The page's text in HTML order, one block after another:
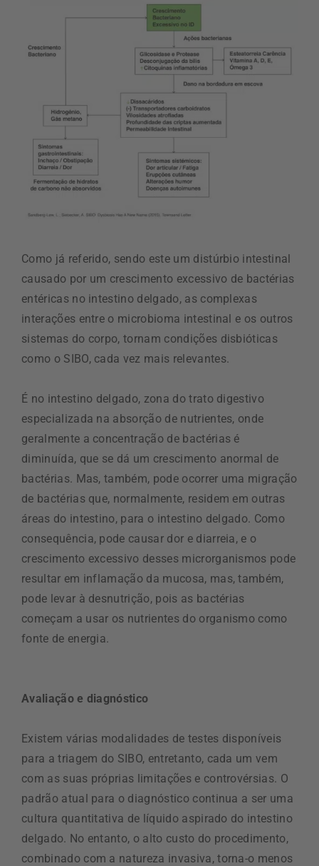
Como já referido, sendo este um distúrbio intestinal
causado por um crescimento excessivo de bactérias
entéricas no intestino delgado, as complexas
interações entre o microbioma intestinal e os outros
sistemas do corpo, tornam condições disbióticas
como o SIBO, cada vez mais relevantes.
É no intestino delgado, zona do trato digestivo
especializada na absorção de nutrientes, onde
geralmente a concentração de bactérias é
diminuída, que se dá um crescimento anormal de
bactérias. Mas, também, pode ocorrer uma migração
de bactérias que, normalmente, residem em outras
áreas do intestino, para o intestino delgado. Como
consequência, pode causar dor e diarreia, e o
crescimento excessivo desses microrganismos pode
resultar em inflamação da mucosa, mas, também,
pode levar à desnutrição, pois as bactérias
começam a usar os nutrientes do organismo como
fonte de energia.
Avaliação e diagnóstico
Existem várias modalidades de testes disponíveis
para a triagem do SIBO, entretanto, cada um vem
com as suas próprias limitações e controvérsias. O
padrão atual para o diagnóstico continua a ser uma
cultura quantitativa de líquido aspirado do intestino
delgado. No entanto, o alto custo do procedimento,
combinado com a natureza invasiva, torna-o menos